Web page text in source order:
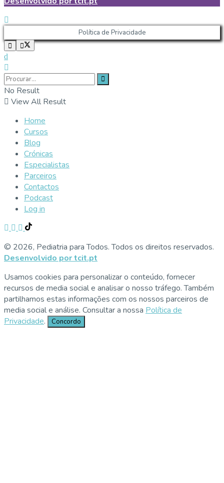
Política de Privacidade
No Result
View All Result
Home
Cursos
Blog
Crónicas
Especialistas
Parceiros
Contactos
Podcast
Log in
© 2026, Pediatria para Todos. Todos os direitos reservados.
Desenvolvido por tcit.pt
Usamos cookies para personalizar o conteúdo, fornecer
recursos de media social e analisar o nosso tráfego. Também
partilhamos estas informações com os nossos parceiros de
media social e análise. Consultar a nossa Política de
Privacidade. Concordo